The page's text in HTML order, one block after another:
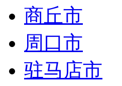
商丘市
周口市
驻马店市